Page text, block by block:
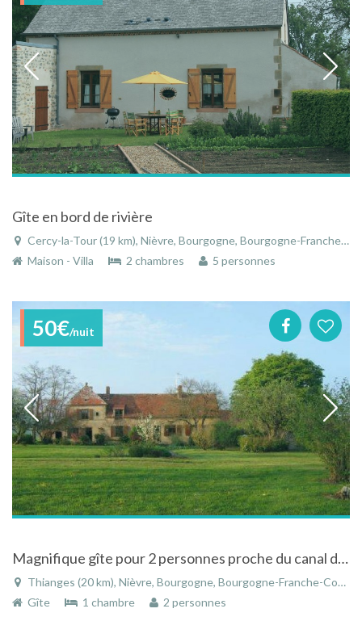
Gîte en bord de rivière
Cercy-la-Tour (19 km), Nièvre, Bourgogne, Bourgogne-Franche-Comté, France
Maison - Villa
2 chambres 5 personnes
50€/nuit
Magnifique gîte pour 2 personnes proche du canal du Nivernais au Tremblay en Bourgogne
Thianges (20 km), Nièvre, Bourgogne, Bourgogne-Franche-Comté, France
Gîte
1 chambre 2 personnes